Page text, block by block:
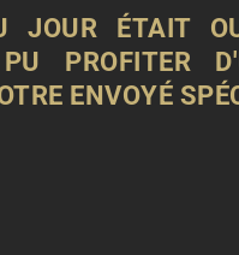
JOUR ÉTAIT
PU PROFITER
ENVOYÉ